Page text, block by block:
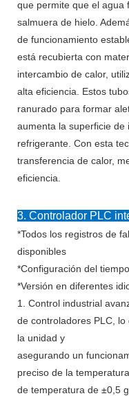
que permite que el agua
salmuera de hielo.
de funcionamiento
está recubierta con
intercambio de calor,
alta eficiencia. Estos
ranurado para formar
aumenta la superficie
refrigerante. Con esta
transferencia de calor,
eficiencia.
3. Controlador PLC
*Todos los registros de
disponibles
*Configuración del
*Versión en diferentes
1. Control industrial
de controladores PLC,
la unidad y
asegurando un
preciso de la
de temperatura de ±0,5